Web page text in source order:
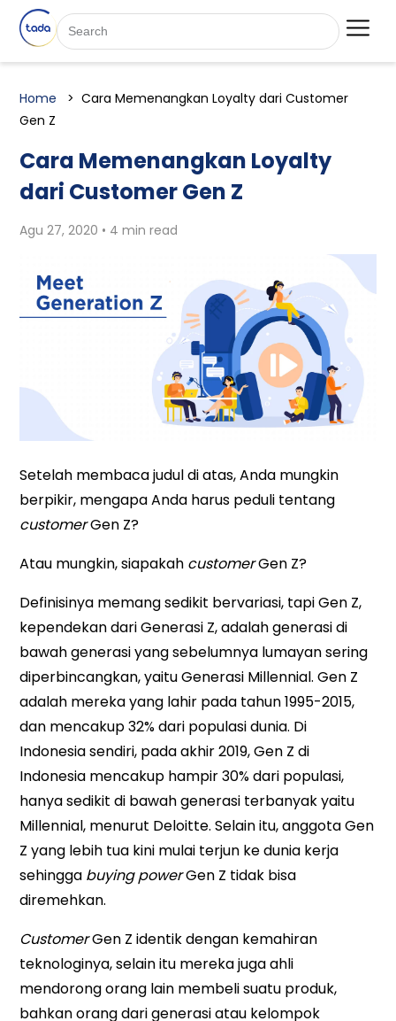
Home
Cara Memenangkan Loyalty dari Customer
Gen Z
Cara Memenangkan Loyalty
dari Customer Gen Z
Agu 27, 2020 • 4 min read
Setelah membaca judul di atas, Anda mungkin
berpikir, mengapa Anda harus peduli tentang
customerGen Z?
Atau mungkin, siapakah customerGen Z?
Definisinya memang sedikit bervariasi, tapi Gen Z,
kependekan dari Generasi Z, adalah generasi di
bawah generasi yang sebelumnya lumayan sering
diperbincangkan, yaitu Generasi Millennial. Gen Z
adalah mereka yang lahir pada tahun 1995-2015,
dan mencakup 32% dari populasi dunia. Di
Indonesia sendiri, pada akhir 2019, Gen Z di
Indonesia mencakup hampir 30% dari populasi,
hanya sedikit di bawah generasi terbanyak yaitu
Millennial, menurut Deloitte. Selain itu, anggota Gen
Z yang lebih tua kini mulai terjun ke dunia kerja
sehingga buying powerGen Z tidak bisa
diremehkan.
CustomerGen Z identik dengan kemahiran
teknologinya, selain itu mereka juga ahli
mendorong orang lain membeli suatu produk,
bahkan orang dari generasi atau kelompok